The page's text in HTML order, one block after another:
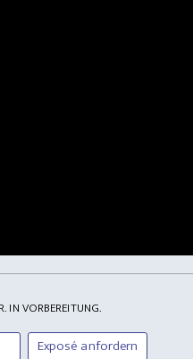
IN VORBEREITUNG.
Exposé anfordern